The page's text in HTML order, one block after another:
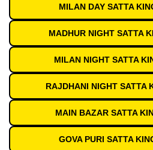
MILAN DAY SATTA
MADHUR NIGHT SATTA
MILAN NIGHT SATTA
RAJDHANI NIGHT SATTA
MAIN BAZAR SATTA
GOVA PURI SATTA